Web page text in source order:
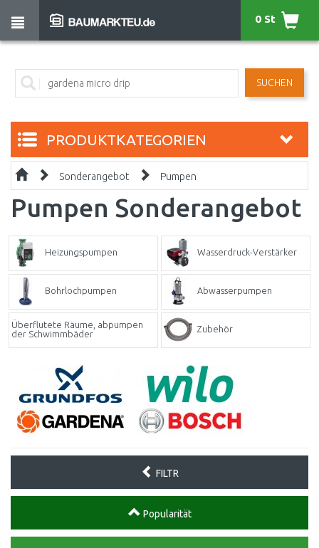
SUCHEN
0 St
PRODUKTKATEGORIEN
Sonderangebot Pumpen
Pumpen Sonderangebot
Heizungspumpen Wasserdruck-Verstärker
Bohrlochpumpen Abwasserpumpen
Überflutete Räume, abpumpen
der Schwimmbäder
Zubehör
FILTR
Popularität